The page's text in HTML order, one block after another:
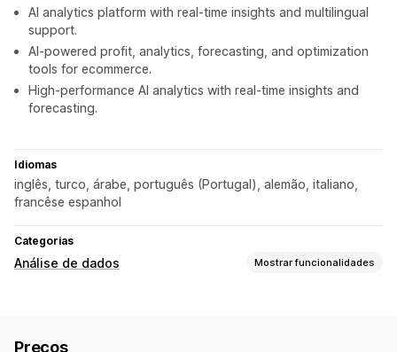
AI analytics platform with real-time insights and multilingual
support.
AI-powered profit, analytics, forecasting, and optimization
tools for ecommerce.
High-performance AI analytics with real-time insights and
forecasting.
Idiomas
inglês, turco, árabe, português (Portugal), alemão, italiano,
francêse espanhol
Categorias
Análise de dados Mostrar funcionalidades
Preços